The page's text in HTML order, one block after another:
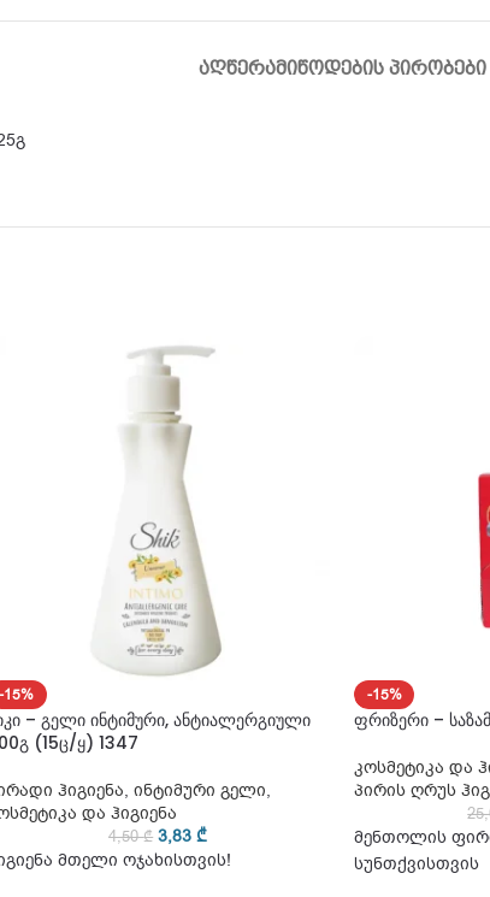
ᲐᲦᲬᲔᲠᲐᲛᲘᲬᲝᲓᲔᲑᲘᲡ ᲞᲘᲠᲝᲑᲔᲑᲘ
-15%
– გელი ინტიმური, ანტიალერგიული
(15ც/ყ) 1347
ჰიგიენა, ინტიმური გელი,
და ჰიგიენა
4,50₾ 3,83₾
მთელი ოჯახისთვის!
-15%
ფრიზერი –
კოსმეტიკა და
პირის ღრუს
მენთოლის
სუნთქვისთვის